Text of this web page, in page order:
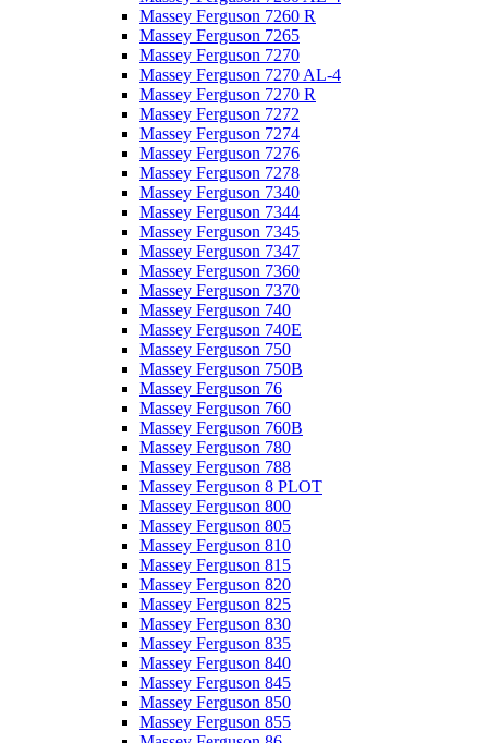
Massey Ferguson 7260 R
Massey Ferguson 7265
Massey Ferguson 7270
Massey Ferguson 7270 AL-4
Massey Ferguson 7270 R
Massey Ferguson 7272
Massey Ferguson 7274
Massey Ferguson 7276
Massey Ferguson 7278
Massey Ferguson 7340
Massey Ferguson 7344
Massey Ferguson 7345
Massey Ferguson 7347
Massey Ferguson 7360
Massey Ferguson 7370
Massey Ferguson 740
Massey Ferguson 740E
Massey Ferguson 750
Massey Ferguson 750B
Massey Ferguson 76
Massey Ferguson 760
Massey Ferguson 760B
Massey Ferguson 780
Massey Ferguson 788
Massey Ferguson 8 PLOT
Massey Ferguson 800
Massey Ferguson 805
Massey Ferguson 810
Massey Ferguson 815
Massey Ferguson 820
Massey Ferguson 825
Massey Ferguson 830
Massey Ferguson 835
Massey Ferguson 840
Massey Ferguson 845
Massey Ferguson 850
Massey Ferguson 855